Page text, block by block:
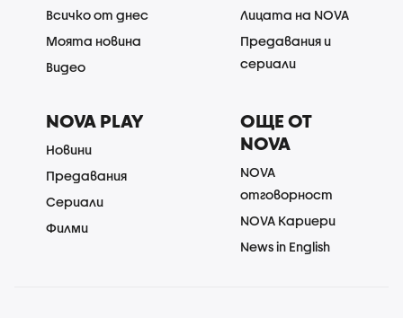
Всичко от днес
Моята новина
Видео
Лицата на NOVA
Предавания и
сериали
NOVA PLAY
Новини
Предавания
Сериали
Филми
ОЩЕ ОТ
NOVA
NOVA
отговорност
NOVA Кариери
News in English